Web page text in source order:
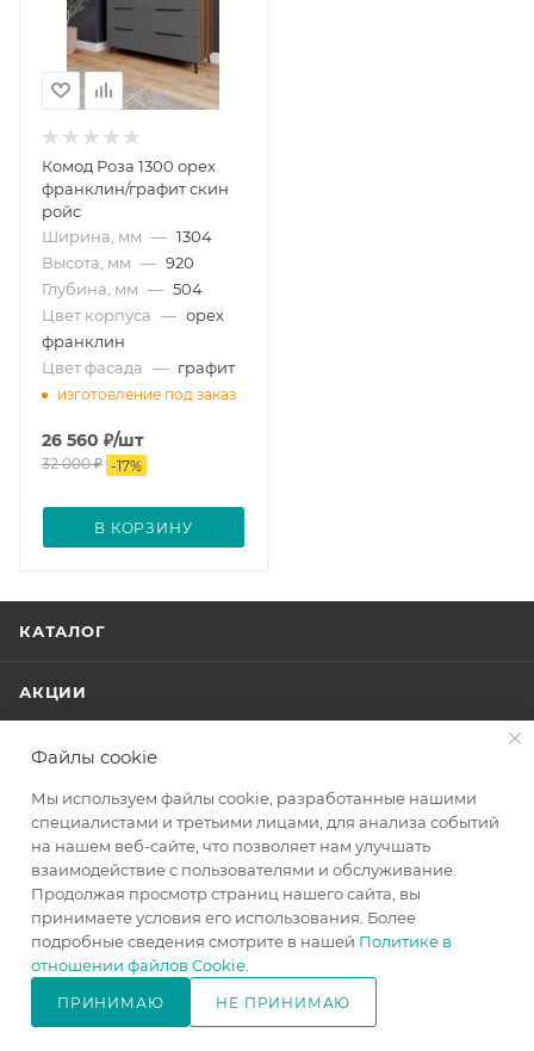
Комод Роза 1300 орех
франклин/графит скин
ройс
Ширина, мм — 1304
Высота, мм — 920
Глубина, мм — 504
Цвет корпуса — орех
франклин
Цвет фасада — графит
изготовление под заказ
26 560 ₽/шт
32 000₽ -17%
В КОРЗИНУ
КАТАЛОГ
АКЦИИ
УСЛУГИ
КОМПАНИЯ
ИНФОРМАЦИЯ
ПОМОЩЬ
Файлы cookie
Мы используем файлы cookie, разработанные нашими
специалистами и третьими лицами, для анализа событий
на нашем веб-сайте, что позволяет нам улучшать
взаимодействие с пользователями и обслуживание.
Продолжая просмотр страниц нашего сайта, вы
принимаете условия его использования. Более
подробные сведения смотрите в нашей Политике в
отношении файлов Cookie
ПРИНИМАЮ НЕ ПРИНИМАЮ